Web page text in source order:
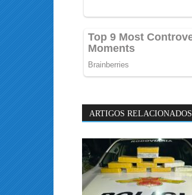
ARTIGOS RELACIONADOS